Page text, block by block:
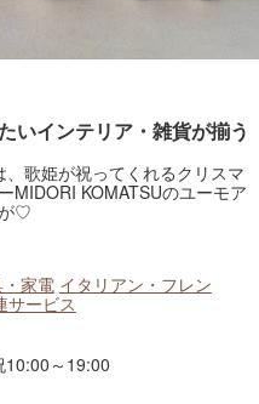
いインテリア・雑貨が揃う
歌姫が祝ってくれるクリスマ
MIDORI KOMATSUのユーモア
♡
家電 イタリアン・フレン
サービス
10:00～19:00